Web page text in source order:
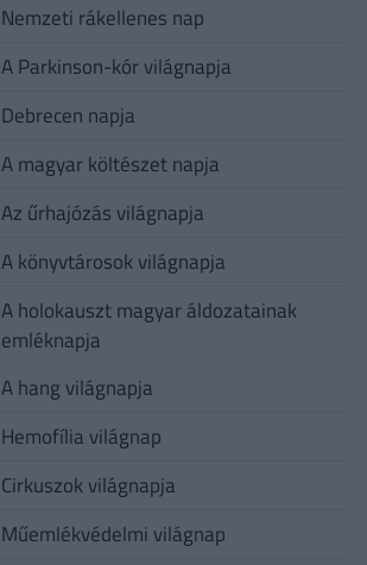
Nemzeti rákellenes nap
A Parkinson-kór világnapja
Debrecen napja
A magyar költészet napja
Az űrhajózás világnapja
A könyvtárosok világnapja
A holokauszt magyar áldozatainak
emléknapja
A hang világnapja
Hemofília világnap
Cirkuszok világnapja
Műemlékvédelmi világnap